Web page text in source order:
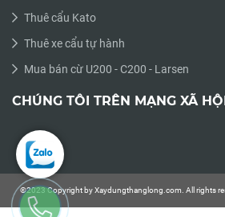
Thuê cẩu Kato
Thuê xe cẩu tự hành
Mua bán cừ U200 - C200 - Larsen
CHÚNG TÔI TRÊN MẠNG XÃ HỘI
©2023 Copyright by Xaydungthanglong.com. All rights